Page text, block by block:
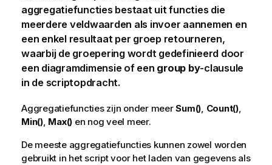
aggregatiefuncties bestaat uit functies die
meerdere veldwaarden als invoer aannemen en
een enkel resultaat per groep retourneren,
waarbij de groepering wordt gedefinieerd door
een diagramdimensie of een group by-clausule
in de scriptopdracht.
Aggregatiefuncties zijn onder meerSum(), Count(),
Min(), Max() en nog veel meer.
De meeste aggregatiefuncties kunnen zowel worden
gebruikt in het script voor het laden van gegevens als